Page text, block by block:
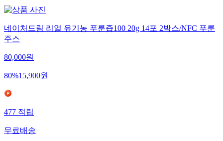
네이처드림 리얼 유기농 푸룬즙100 20g 14포 2박스/NFC 푸룬
주스
80,000원
80%15,900원
477적립
무료배송